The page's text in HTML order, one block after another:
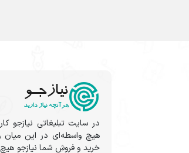
در سایت تبلیغاتی نیازجو
هیچ واسطه‌ای در این میان
خرید و فروشِ شما نیازجو هیچ